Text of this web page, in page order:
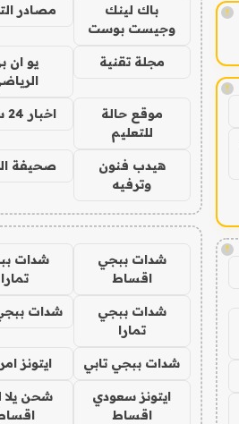
!
!
!
باك لينك
وجيست بوست
مصادر
مجلة تقنية
يو ان
موقع حالة
للتعليم
اخبار 24 ساعة
هيدب فنون
وترفيه
صحيفة
شدات ببجي
اقساط
شدات
تمارا
شدات ببجي
تمارا
شدات
شدات ببجي تابي ايتونز
ايتونز سعودي
اقساط
شحن يلا